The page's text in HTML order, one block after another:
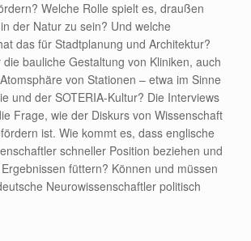
Welche Rolle spielt es, draußen
der Natur zu sein? Und welche
das für Stadtplanung und Architektur?
bauliche Gestaltung von Kliniken, auch
von Stationen – etwa im Sinne
und der SOTERIA-Kultur? Die Interviews
Frage, wie der Diskurs von Wissenschaft
ist. Wie kommt es, dass englische
schneller Position beziehen und
füttern? Können und müssen
Neurowissenschaftler politisch